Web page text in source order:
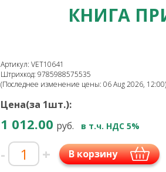
КНИГА
Артикул: VET10641
Штрихкод: 9785988575535
(Последнее изменение цены: 06 Aug 2026, 12:00)
Цена(за 1шт.):
1 012.00 руб. в т.ч. НДС 5%
- + В корзину